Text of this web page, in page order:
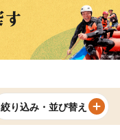
絞り込み・並び替え